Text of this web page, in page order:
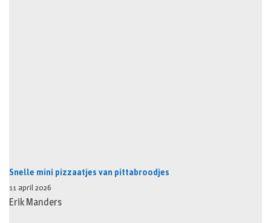
Snelle mini pizzaatjes van pittabroodjes
11 april 2026
Erik Manders